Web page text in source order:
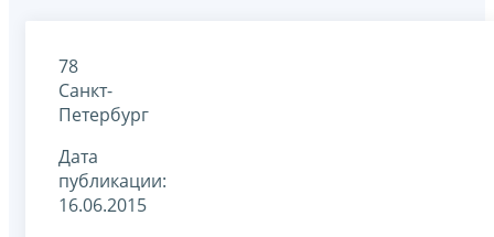
78
Санкт-
Петербург
Дата
публикации:
16.06.2015